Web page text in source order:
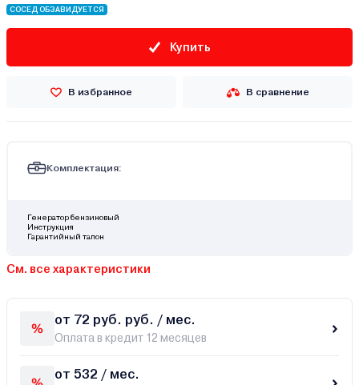
СОСЕД ОБЗАВИДУЕТСЯ
Купить
В избранное В сравнение
Комплектация:
Генератор бензиновый
Инструкция
Гарантийный талон
См. все характеристики
от 72 руб. руб. / мес.
Оплата в кредит 12 месяцев
от 532 / мес.